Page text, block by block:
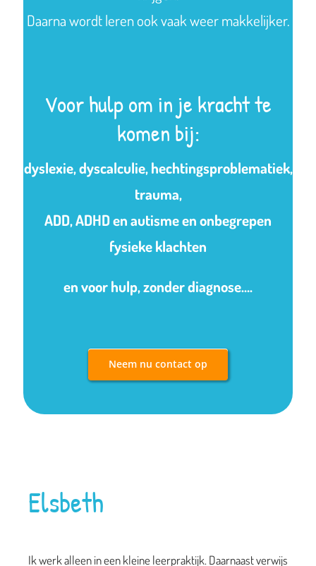
Daarna wordt leren ook vaak weer makkelijker.
Voor hulp om in je kracht te
komen bij:
dyslexie, dyscalculie, hechtingsproblematiek,
trauma,
ADD, ADHD en autisme en onbegrepen
fysieke klachten
en voor hulp, zonder diagnose….
Neem nu contact op
Elsbeth
Ik werk alleen in een kleine leerpraktijk. Daarnaast verwijs